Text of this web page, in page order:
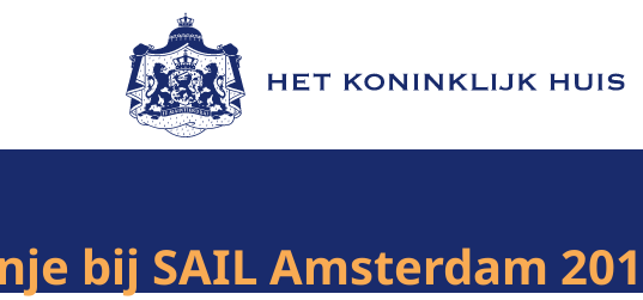
Naar de homepage van Het Koninklijk Huis
bij SAIL Amsterdam